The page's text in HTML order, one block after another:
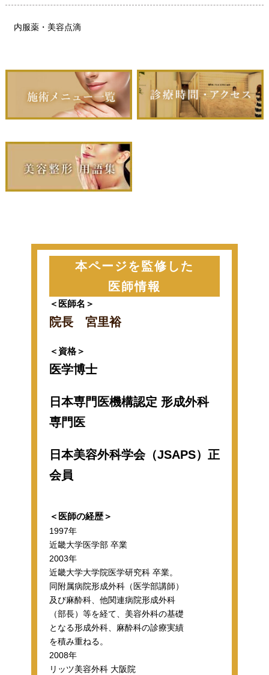
内服薬・美容点滴
本ページを監修した
医師情報
＜医師名＞
院長 宮里裕
＜資格＞
医学博士
日本専門医機構認定 形成外科
専門医
日本美容外科学会（JSAPS）正
会員
＜医師の経歴＞
1997年
近畿大学医学部 卒業
2003年
近畿大学大学院医学研究科 卒業。
同附属病院形成外科（医学部講師）
及び麻酔科、他関連病院形成外科
（部長）等を経て、美容外科の基礎
となる形成外科、麻酔科の診療実績
を積み重ねる。
2008年
リッツ美容外科 大阪院